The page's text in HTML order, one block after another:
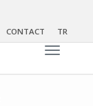
CONTACT TR
Toggle